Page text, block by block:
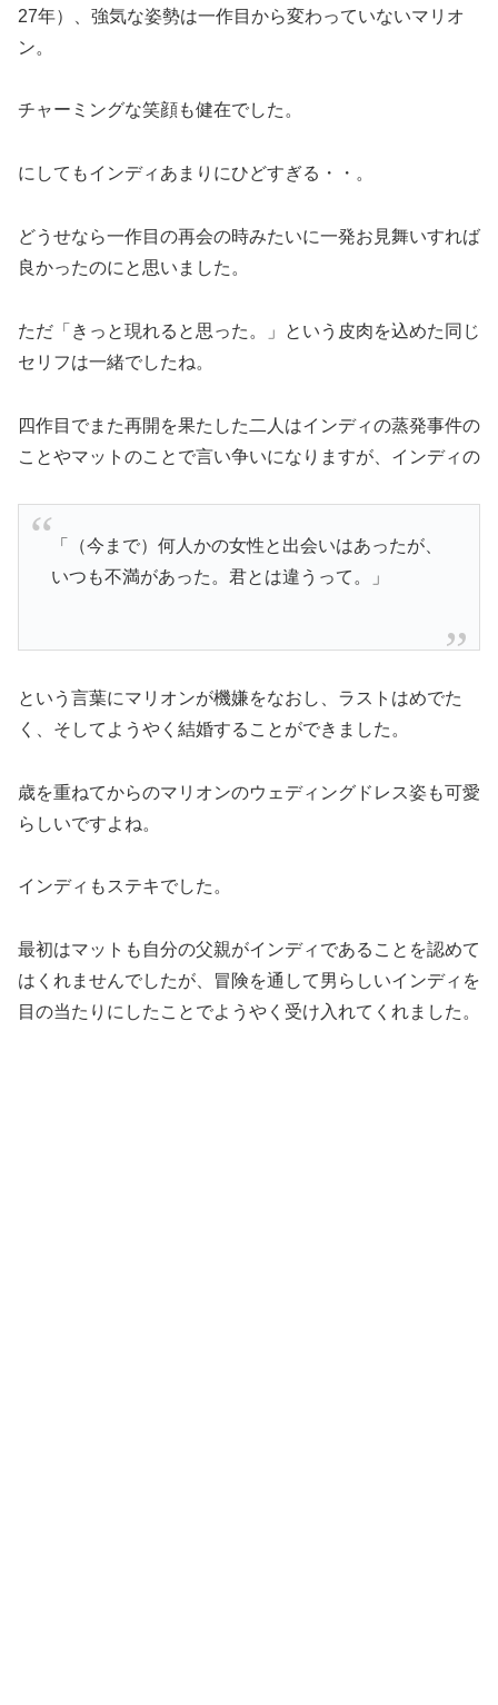
27年）、強気な姿勢は一作目から変わっていないマリオ
ン。
チャーミングな笑顔も健在でした。
にしてもインディあまりにひどすぎる・・。
どうせなら一作目の再会の時みたいに一発お見舞いすれば
良かったのにと思いました。
ただ「きっと現れると思った。」という皮肉を込めた 同じ
セリフは一緒でしたね。
四作目でまた再開を果たした二人はインディの蒸発事件の
ことやマットのことで言い争いになりますが、インディの
「（今まで）何人かの女性と出会いはあったが、
いつも不満があった。君とは違うって。」
という言葉にマリオンが機嫌をなおし、ラストはめでた
く、そしてようやく結婚することができました。
歳を重ねてからのマリオンのウェディングドレス姿も可愛
らしいですよね。
インディもステキでした。
最初はマットも自分の父親がインディであることを認めて
はくれませんでしたが、冒険を通して男らしいインディを
目の当たりにしたことでようやく受け入れてくれました。